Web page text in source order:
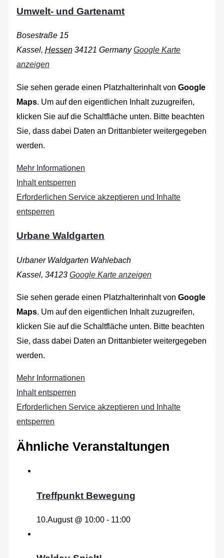
Umwelt- und Gartenamt
Bosestraße 15
Kassel, Hessen 34121 Germany Google Karte
anzeigen
Sie sehen gerade einen Platzhalterinhalt vonGoogle
Maps. Um auf den eigentlichen Inhalt zuzugreifen,
klicken Sie auf die Schaltfläche unten. Bitte beachten
Sie, dass dabei Daten an Drittanbieter weitergegeben
werden.
Mehr Informationen
Inhalt entsperren
Erforderlichen Service akzeptieren und Inhalte
entsperren
Urbane Waldgarten
Urbaner Waldgarten Wahlebach
Kassel, 34123 Google Karte anzeigen
Sie sehen gerade einen Platzhalterinhalt vonGoogle
Maps. Um auf den eigentlichen Inhalt zuzugreifen,
klicken Sie auf die Schaltfläche unten. Bitte beachten
Sie, dass dabei Daten an Drittanbieter weitergegeben
werden.
Mehr Informationen
Inhalt entsperren
Erforderlichen Service akzeptieren und Inhalte
entsperren
Ähnliche Veranstaltungen
Treffpunkt Bewegung
10.August @ 10:00 - 11:00